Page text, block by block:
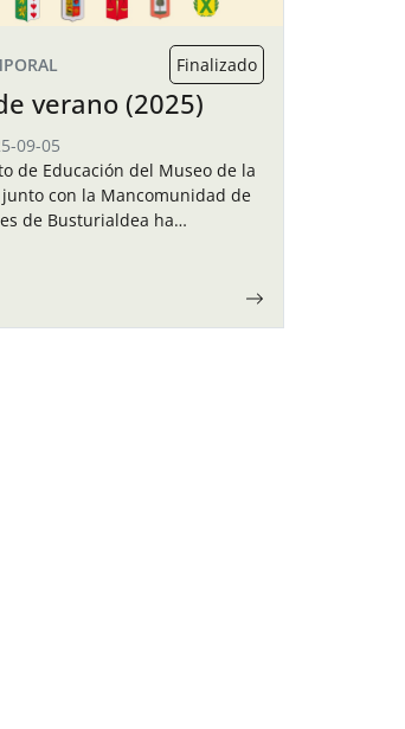
Finalizado
verano (2025)
09-05
de Educación del Museo de la
junto con la Mancomunidad de
de Busturialdea ha